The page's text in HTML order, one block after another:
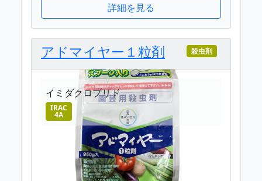
詳細を見る
アドマイヤー１粒剤 殺虫剤
イミダクロプリド
IRAC
4A